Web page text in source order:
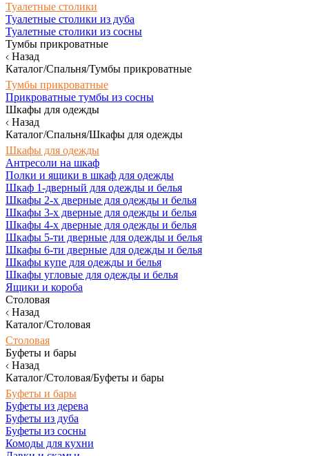
Туалетные столики
Туалетные столики из дуба
Туалетные столики из сосны
Тумбы прикроватные
Назад
Каталог/Спальня/Тумбы прикроватные
Тумбы прикроватные
Прикроватные тумбы из сосны
Шкафы для одежды
Назад
Каталог/Спальня/Шкафы для одежды
Шкафы для одежды
Антресоли на шкаф
Полки и ящики в шкаф для одежды
Шкаф 1-дверный для одежды и белья
Шкафы 2-х дверные для одежды и белья
Шкафы 3-х дверные для одежды и белья
Шкафы 4-х дверные для одежды и белья
Шкафы 5-ти дверные для одежды и белья
Шкафы 6-ти дверные для одежды и белья
Шкафы купе для одежды и белья
Шкафы угловые для одежды и белья
Ящики и короба
Столовая
Назад
Каталог/Столовая
Столовая
Буфеты и бары
Назад
Каталог/Столовая/Буфеты и бары
Буфеты и бары
Буфеты из дерева
Буфеты из дуба
Буфеты из сосны
Комоды для кухни